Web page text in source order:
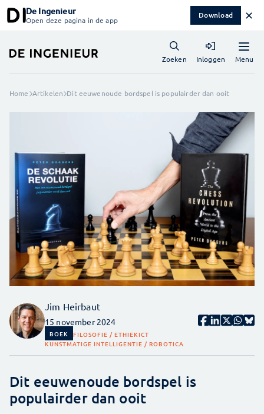
De Ingenieur
Open deze pagina in de app Download ✕
Menu
Zoeken Inloggen
Home Artikelen Dit eeuwenoude bordspel is populairder dan ooit
Jim Heirbaut
15 november 2024
BOEK FILOSOFIE / ETHIEKICT
KUNSTMATIGE INTELLIGENTIE / ROBOTICA
Dit eeuwenoude bordspel is
populairder dan ooit